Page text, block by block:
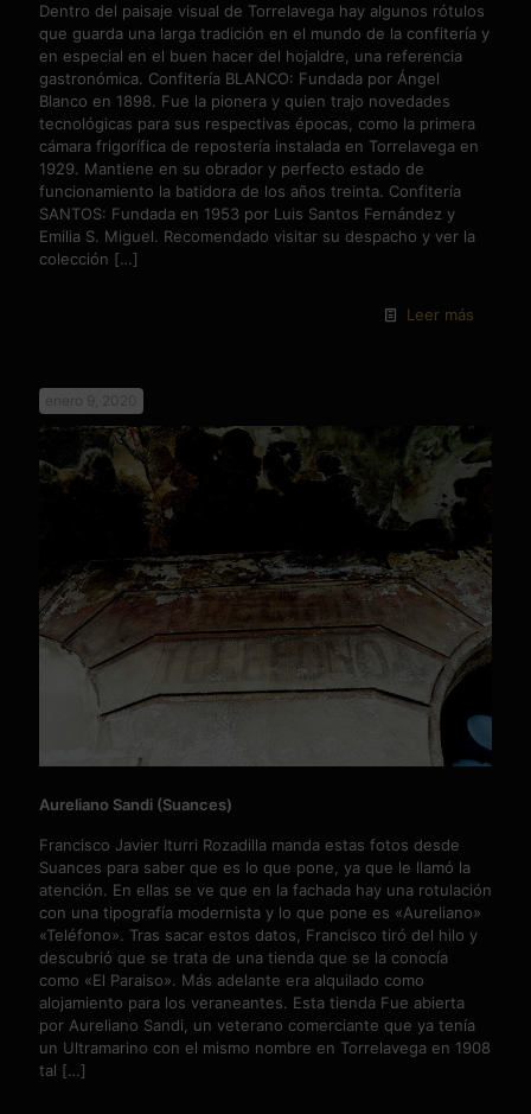
Dentro del paisaje visual de Torrelavega hay algunos rótulos
que guarda una larga tradición en el mundo de la confitería y
en especial en el buen hacer del hojaldre, una referencia
gastronómica. Confitería BLANCO: Fundada por Ángel
Blanco en 1898. Fue la pionera y quien trajo novedades
tecnológicas para sus respectivas épocas, como la primera
cámara frigorífica de repostería instalada en Torrelavega en
1929. Mantiene en su obrador y perfecto estado de
funcionamiento la batidora de los años treinta. Confitería
SANTOS: Fundada en 1953 por Luis Santos Fernández y
Emilia S. Miguel. Recomendado visitar su despacho y ver la
colección […]
Leer más
enero 9, 2020
Aureliano Sandi (Suances)
Francisco Javier Iturri Rozadilla manda estas fotos desde
Suances para saber que es lo que pone, ya que le llamó la
atención. En ellas se ve que en la fachada hay una rotulación
con una tipografía modernista y lo que pone es «Aureliano»
«Teléfono». Tras sacar estos datos, Francisco tiró del hilo y
descubrió que se trata de una tienda que se la conocía
como «El Paraiso». Más adelante era alquilado como
alojamiento para los veraneantes. Esta tienda Fue abierta
por Aureliano Sandi, un veterano comerciante que ya tenía
un Ultramarino con el mismo nombre en Torrelavega en 1908
tal […]